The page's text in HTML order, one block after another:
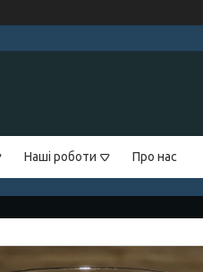
Наші роботи Про нас